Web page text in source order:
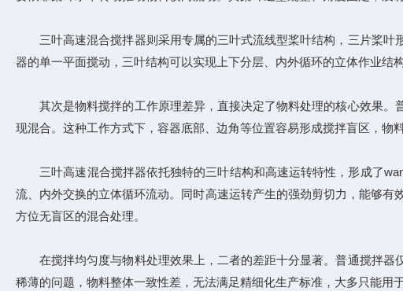
三叶高速混合搅拌器则采用专属的三叶式流线型桨叶结构，三片桨叶
器的单一平面搅动，三叶结构可以实现上下分层、内外循环的立体作业
其次是物料搅拌的工作原理差异，直接决定了物料处理的核心效果。
现混合。这种工作方式下，容器底部、边角等位置容易形成搅拌盲区，物
三叶高速混合搅拌器依托独特的三叶结构和高速运转特性，形成了
流、内外交换的立体循环流动。同时高速运转产生的强劲剪切力，能够
方位无盲区的混合处理。
在搅拌均匀度与物料处理效果上，二者的差距十分显著。普通搅拌器
稀薄的问题，物料整体一致性差，无法满足精细化生产标准，大多只能用